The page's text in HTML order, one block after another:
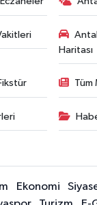
Haritası
Tüm
Ekonomi